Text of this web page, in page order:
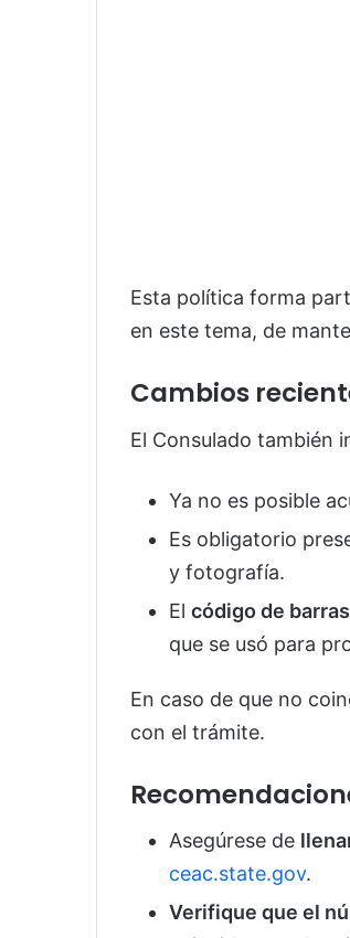
Esta política forma
en este tema, de
Cambios
El Consulado también
Ya no es posible
Es obligatorio
y fotografía.
El código de
que se usó para
En caso de que no
con el trámite.
Asegúrese de
ceac.state.gov.
Verifique que el